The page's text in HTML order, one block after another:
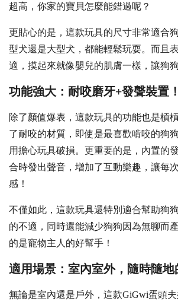
超高，你家的寶貝怎麼能錯過呢？
更貼心的是，這款玩具的尺寸非常適合
型犬還是大型犬，都能輕鬆玩耍。而且
適，摸起來就像嬰兒的肌膚一樣，讓狗
功能強大：耐咬磨牙+發聲裝置！
除了顏值爆表，這款玩具的功能也是槓
了耐咬的材質，即使是最喜歡啃咬的狗
用擔心玩具破損。更重要的是，內置的
合時發出聲音，增加了互動樂趣，讓每
感！
不僅如此，這款玩具還特別適合幫助狗
的不適，同時還能減少狗狗因為無聊而
的是寵物主人的好幫手！‍‍
適用場景：室內室外，隨時隨地
無論是室內還是戶外，這款GiGwi蛋頭